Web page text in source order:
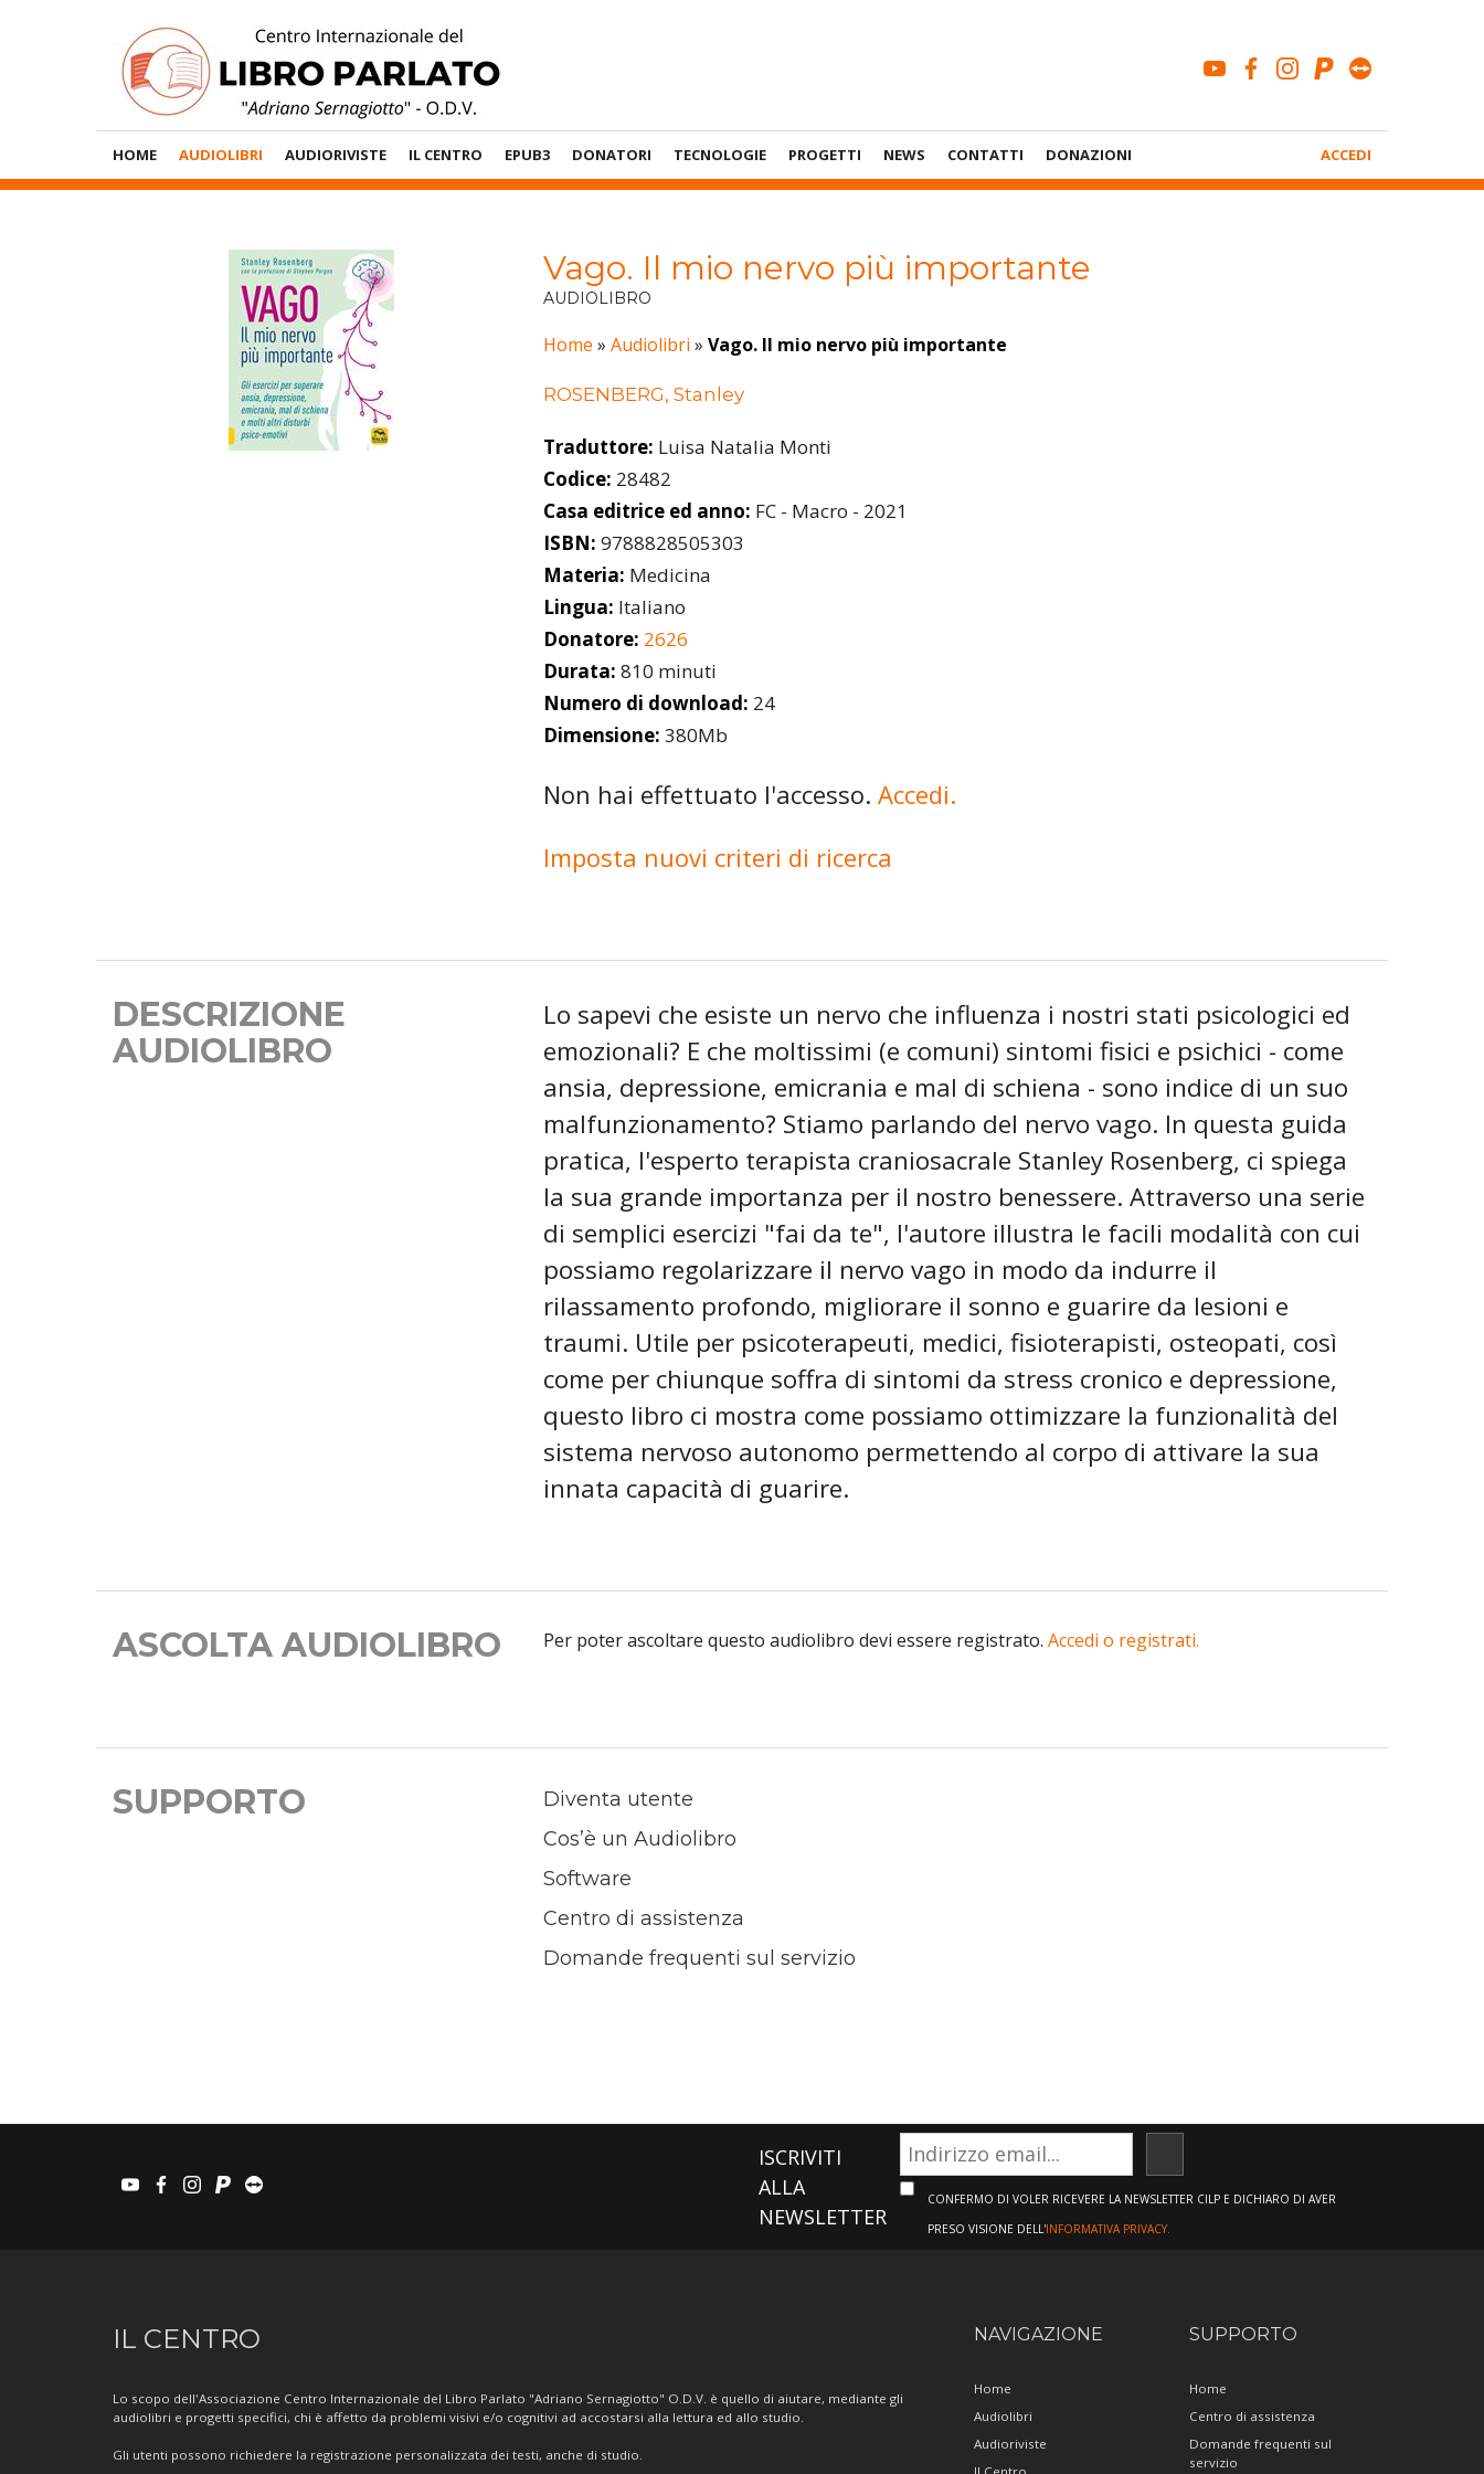
youtubefacebook
instagram
paypal
Menù
Principale
HOME AUDIOLIBRI AUDIORIVISTE IL CENTRO EPUB3 DONATORI TECNOLOGIE PROGETTI NEWS CONTATTI DONAZIONI
Account
ACCEDI
Vago. Il mio nervo più importante
AUDIOLIBRO
Home » Audiolibri » Vago. Il mio nervo più importante
ROSENBERG, Stanley
Traduttore: Luisa Natalia Monti
Codice: 28482
Casa editrice ed anno: FC - Macro - 2021
ISBN: 9788828505303
Materia: Medicina
Lingua: Italiano
Donatore: 2626
Durata: 810 minuti
Numero di download: 24
Dimensione: 380Mb
Non hai effettuato l'accesso. Accedi.
Imposta nuovi criteri di ricerca
DESCRIZIONE
AUDIOLIBRO
Lo sapevi che esiste un nervo che influenza i nostri stati psicologici ed
emozionali? E che moltissimi (e comuni) sintomi fisici e psichici - come
ansia, depressione, emicrania e mal di schiena - sono indice di un suo
malfunzionamento? Stiamo parlando del nervo vago. In questa guida
pratica, l'esperto terapista craniosacrale Stanley Rosenberg, ci spiega
la sua grande importanza per il nostro benessere. Attraverso una serie
di semplici esercizi "fai da te", l'autore illustra le facili modalità con cui
possiamo regolarizzare il nervo vago in modo da indurre il
rilassamento profondo, migliorare il sonno e guarire da lesioni e
traumi. Utile per psicoterapeuti, medici, fisioterapisti, osteopati, così
come per chiunque soffra di sintomi da stress cronico e depressione,
questo libro ci mostra come possiamo ottimizzare la funzionalità del
sistema nervoso autonomo permettendo al corpo di attivare la sua
innata capacità di guarire.
ASCOLTA AUDIOLIBRO Per poter ascoltare questo audiolibro devi essere registrato. Accedi o registrati.
SUPPORTO
Diventa utente
Cos’è un Audiolibro
Software
Centro di assistenza
Domande frequenti sul servizio
youtubefacebook
instagram
paypalteamviewer
ISCRIVITI
ALLA
NEWSLETTER
CONFERMO DI VOLER RICEVERE LA NEWSLETTER CILP E DICHIARO DI AVER
PRESO VISIONE DELL'INFORMATIVA PRIVACY.
Informazioni
IL CENTRO
Lo scopo dell'Associazione Centro Internazionale del Libro Parlato "Adriano Sernagiotto" O.D.V. è quello di aiutare, mediante gli
audiolibri e progetti specifici, chi è affetto da problemi visivi e/o cognitivi ad accostarsi alla lettura ed allo studio.
Gli utenti possono richiedere la registrazione personalizzata dei testi, anche di studio.
NAVIGAZIONE
Home
Audiolibri
Audioriviste
SUPPORTO
Home
Centro di assistenza
Domande frequenti sul
servizio